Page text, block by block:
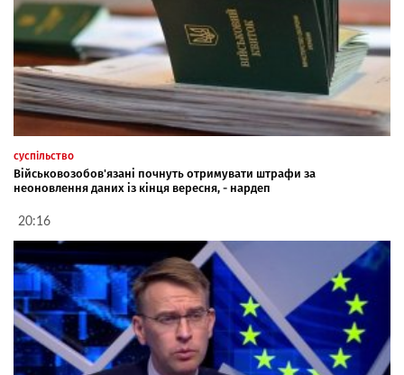
суспільство
Військовозобов'язані почнуть отримувати штрафи за
неоновлення даних із кінця вересня, - нардеп
20:16